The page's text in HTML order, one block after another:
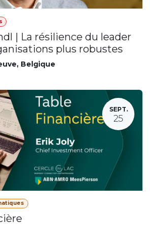
| La résilience du leader
plus robustes
, Belgique
SEPT.
25